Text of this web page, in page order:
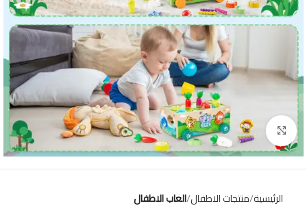
Click to enlarge
الرئيسية منتجات الاطفال العاب الاطفال